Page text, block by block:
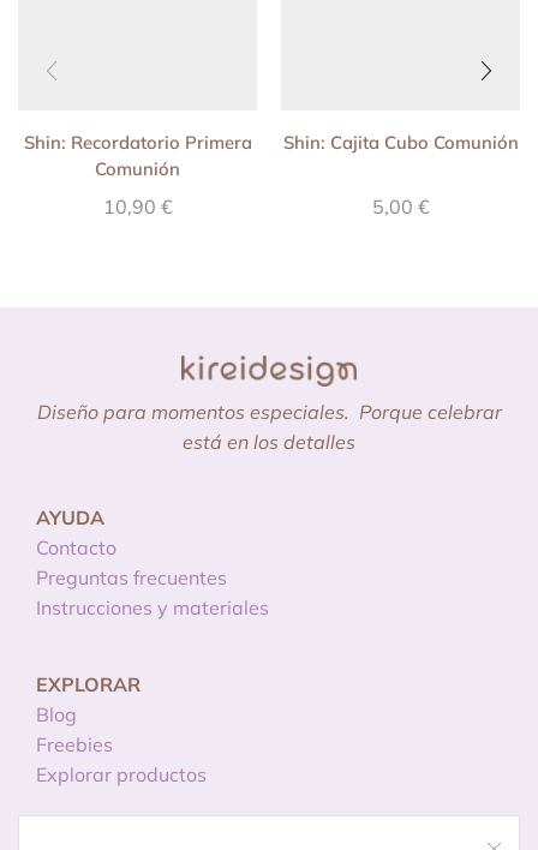
Shin: Recordatorio Primera
Comunión
10,90 €
Shin: Cajita Cubo Comunión
5,00 €
Diseño para momentos especiales. Porque celebrar
está en los detalles
AYUDA
Contacto
Preguntas frecuentes
Instrucciones y materiales
EXPLORAR
Blog
Freebies
Explorar productos